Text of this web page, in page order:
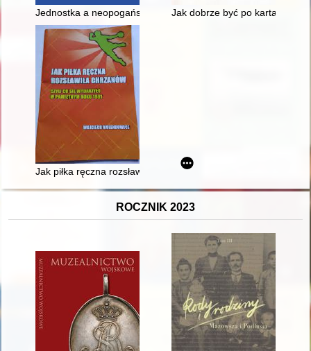
Jednostka a neopogaństwo w Drugiej Rzeczpospolitej
Jak dobrze być po kartach
Jak piłka ręczna rozsławiła Chrzanów czyli Co się wydarzyło
ROCZNIK 2023